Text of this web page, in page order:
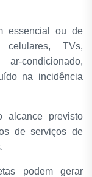
essencial ou de
TVs,
na incidência
alcance previsto
de serviços de
podem gerar